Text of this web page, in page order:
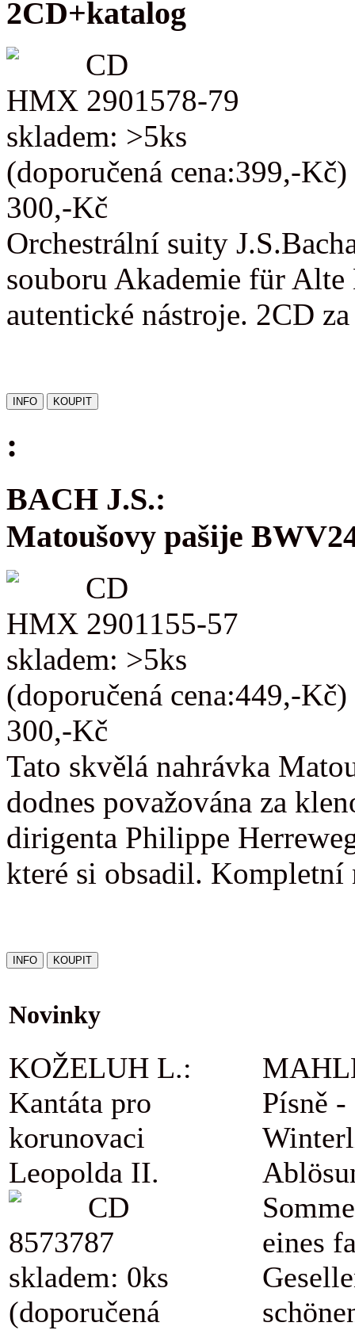
2CD+katalog
CD
HMX 2901578-79
skladem: >5ks
(doporučená cena:399,-Kč)
300,-Kč
Orchestrální suity
souboru Akademie für
autentické nástroje. 2CD
:
BACH J.S.:
Matoušovy pašije
CD
HMX 2901155-57
skladem: >5ks
(doporučená cena:449,-Kč)
300,-Kč
Tato skvělá nahrávka
dodnes považována za
dirigenta Philippe
které si obsadil. Kompletní
Novinky
KOŽELUH L.:
Kantáta pro
korunovaci
Leopolda II.
CD
8573787
skladem: 0ks
(doporučená
Písně
eines